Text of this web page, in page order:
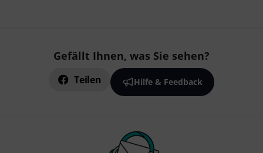
Gefällt Ihnen, was Sie sehen?
Teilen Hilfe & Feedback